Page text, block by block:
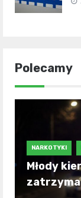
Polecamy
NARKOTYKI
Młody